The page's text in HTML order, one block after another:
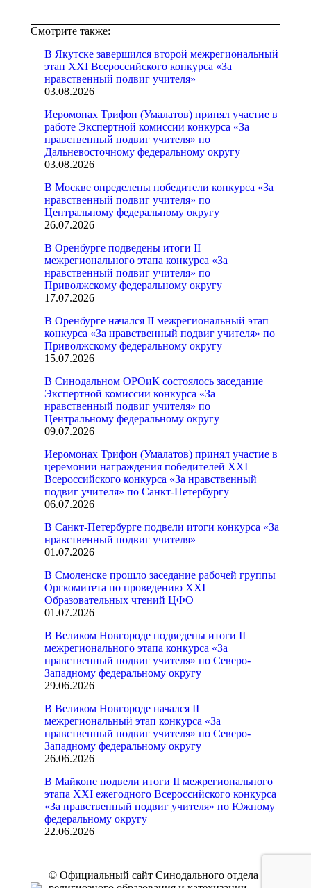
Смотрите также:
В Якутске завершился второй межрегиональный
этап XXI Всероссийского конкурса «За
нравственный подвиг учителя»
03.08.2026
Иеромонах Трифон (Умалатов) принял участие в
работе Экспертной комиссии конкурса «За
нравственный подвиг учителя» по
Дальневосточному федеральному округу
03.08.2026
В Москве определены победители конкурса «За
нравственный подвиг учителя» по
Центральному федеральному округу
26.07.2026
В Оренбурге подведены итоги II
межрегионального этапа конкурса «За
нравственный подвиг учителя» по
Приволжскому федеральному округу
17.07.2026
В Оренбурге начался II межрегиональный этап
конкурса «За нравственный подвиг учителя» по
Приволжскому федеральному округу
15.07.2026
В Синодальном ОРОиК состоялось заседание
Экспертной комиссии конкурса «За
нравственный подвиг учителя» по
Центральному федеральному округу
09.07.2026
Иеромонах Трифон (Умалатов) принял участие в
церемонии награждения победителей XXI
Всероссийского конкурса «За нравственный
подвиг учителя» по Санкт-Петербургу
06.07.2026
В Санкт-Петербурге подвели итоги конкурса «За
нравственный подвиг учителя»
01.07.2026
В Смоленске прошло заседание рабочей группы
Оргкомитета по проведению XXI
Образовательных чтений ЦФО
01.07.2026
В Великом Новгороде подведены итоги II
межрегионального этапа конкурса «За
нравственный подвиг учителя» по Северо-
Западному федеральному округу
29.06.2026
В Великом Новгороде начался II
межрегиональный этап конкурса «За
нравственный подвиг учителя» по Северо-
Западному федеральному округу
26.06.2026
В Майкопе подвели итоги II межрегионального
этапа XXI ежегодного Всероссийского конкурса
«За нравственный подвиг учителя» по Южному
федеральному округу
22.06.2026
© Официальный сайт Синодального отдела